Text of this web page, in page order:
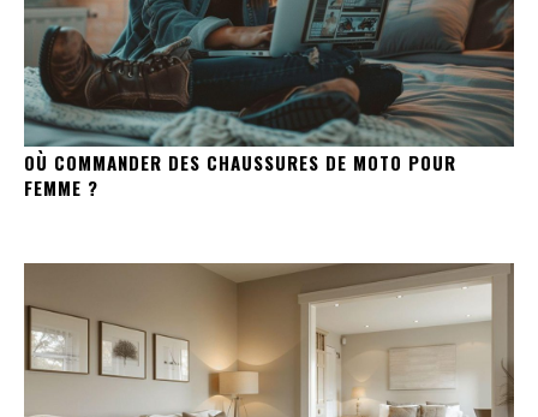
OÙ COMMANDER DES CHAUSSURES DE MOTO POUR
FEMME ?